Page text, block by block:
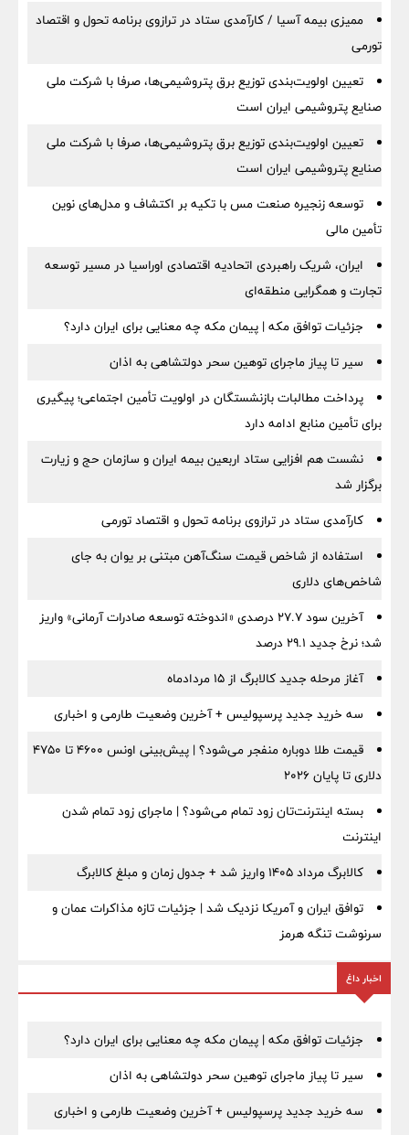
ممیزی بیمه آسیا / کارآمدی ستاد در ترازوی برنامه تحول و اقتصاد
تورمی
تعیین اولویت‌بندی توزیع برق پتروشیمی‌ها، صرفا با شرکت ملی
صنایع پتروشیمی ایران است
تعیین اولویت‌بندی توزیع برق پتروشیمی‌ها، صرفا با شرکت ملی
صنایع پتروشیمی ایران است
توسعه زنجیره صنعت مس با تکیه بر اکتشاف و مدل‌های نوین
تأمین مالی
ایران، شریک راهبردی اتحادیه اقتصادی اوراسیا در مسیر توسعه
تجارت و همگرایی منطقه‌ای
جزئیات توافق مکه | پیمان مکه چه معنایی برای ایران دارد؟
سیر تا پیاز ماجرای توهین سحر دولتشاهی به اذان
پرداخت مطالبات بازنشستگان در اولویت تأمین اجتماعی؛ پیگیری
برای تأمین منابع ادامه دارد
نشست هم افزایی ستاد اربعین بیمه ایران و سازمان حج و زیارت
برگزار شد
کارآمدی ستاد در ترازوی برنامه تحول و اقتصاد تورمی
استفاده از شاخص قیمت سنگ‌آهن مبتنی بر یوان به جای
شاخص‌های دلاری
آخرین سود ۲۷.۷ درصدی «اندوخته توسعه صادرات آرمانی» واریز
شد؛ نرخ جدید ۲۹.۱ درصد
آغاز مرحله جدید کالابرگ از ۱۵ مردادماه
سه خرید جدید پرسپولیس + آخرین وضعیت طارمی و اخباری
قیمت طلا دوباره منفجر می‌شود؟ | پیش‌بینی اونس ۴۶۰۰ تا ۴۷۵۰
دلاری تا پایان ۲۰۲۶
بسته اینترنت‌تان زود تمام می‌شود؟ | ماجرای زود تمام شدن
اینترنت
کالابرگ مرداد ۱۴۰۵ واریز شد + جدول زمان و مبلغ کالابرگ
توافق ایران و آمریکا نزدیک شد | جزئیات تازه مذاکرات عمان و
سرنوشت تنگه هرمز
اخبار داغ
جزئیات توافق مکه | پیمان مکه چه معنایی برای ایران دارد؟
سیر تا پیاز ماجرای توهین سحر دولتشاهی به اذان
سه خرید جدید پرسپولیس + آخرین وضعیت طارمی و اخباری